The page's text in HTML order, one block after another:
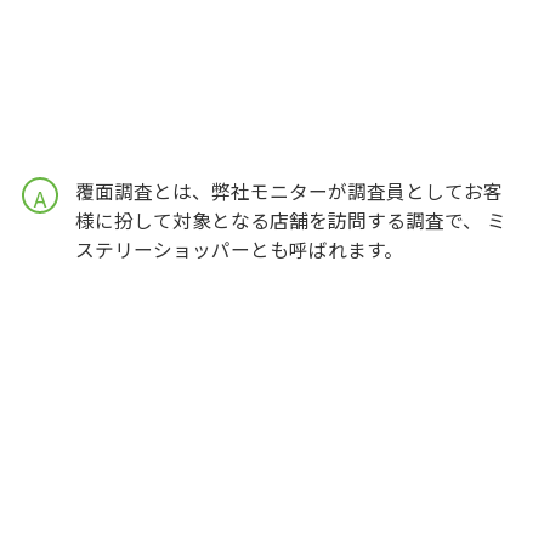
A
覆面調査とは、弊社モニターが調査員としてお客
様に扮して対象となる店舗を訪問する調査で、 ミ
ステリーショッパーとも呼ばれます。